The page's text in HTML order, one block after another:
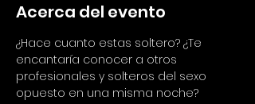
Acerca del evento
¿Hace cuanto estas soltero? ¿Te
encantaría conocer a otros
profesionales y solteros del sexo
opuesto en una misma noche?